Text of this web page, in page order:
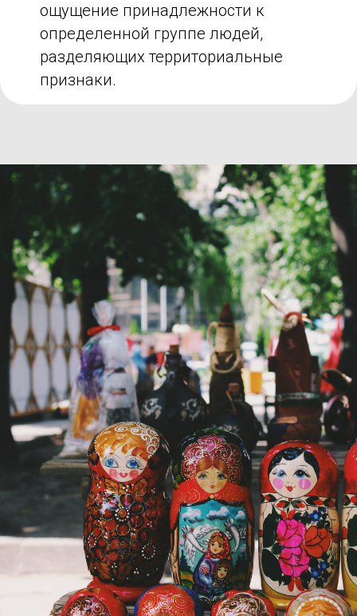
ощущение принадлежности к
определенной группе людей,
разделяющих территориальные
признаки.